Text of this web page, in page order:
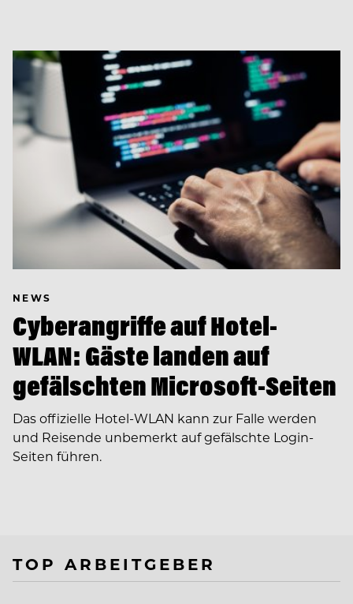
NEWS
Cyberangriffe auf Hotel-
WLAN: Gäste landen auf
gefälschten Microsoft-Seiten
Das offizielle Hotel-WLAN kann zur Falle werden
und Reisende unbemerkt auf gefälschte Login-
Seiten führen.
TOP ARBEITGEBER